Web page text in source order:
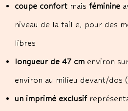
coupe confort mais féminine
niveau de la taille, pour des
libres
longueur de 47 cm environ
environ au milieu devant/dos
un imprimé exclusif